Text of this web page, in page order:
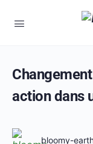
action dans
bloomy-